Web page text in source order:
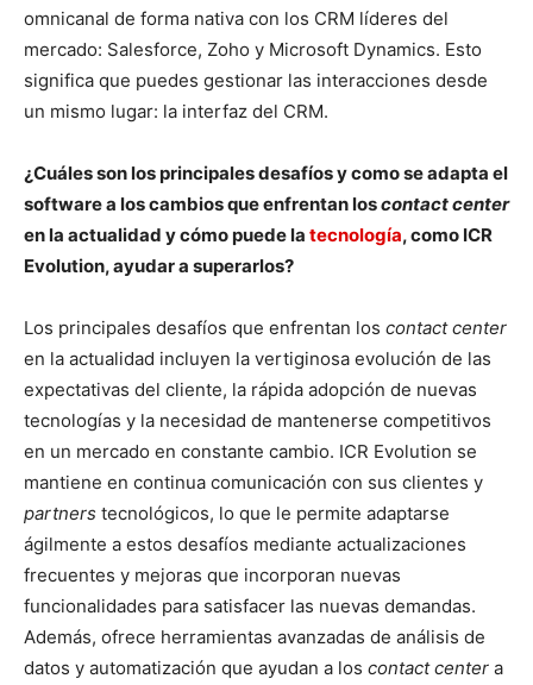
omnicanal de forma nativa con los CRM líderes del
mercado: Salesforce, Zoho y Microsoft Dynamics. Esto
significa que puedes gestionar las interacciones desde
un mismo lugar: la interfaz del CRM.
¿Cuáles son los principales desafíos y como se adapta el
software a los cambios que enfrentan loscontact center
en la actualidad y cómo puede la tecnología, como ICR
Evolution, ayudar a superarlos?
Los principales desafíos que enfrentan los contact center
en la actualidad incluyen la vertiginosa evolución de las
expectativas del cliente, la rápida adopción de nuevas
tecnologías y la necesidad de mantenerse competitivos
en un mercado en constante cambio. ICR Evolution se
mantiene en continua comunicación con sus clientes y
partners tecnológicos, lo que le permite adaptarse
ágilmente a estos desafíos mediante actualizaciones
frecuentes y mejoras que incorporan nuevas
funcionalidades para satisfacer las nuevas demandas.
Además, ofrece herramientas avanzadas de análisis de
datos y automatización que ayudan a los contact center a